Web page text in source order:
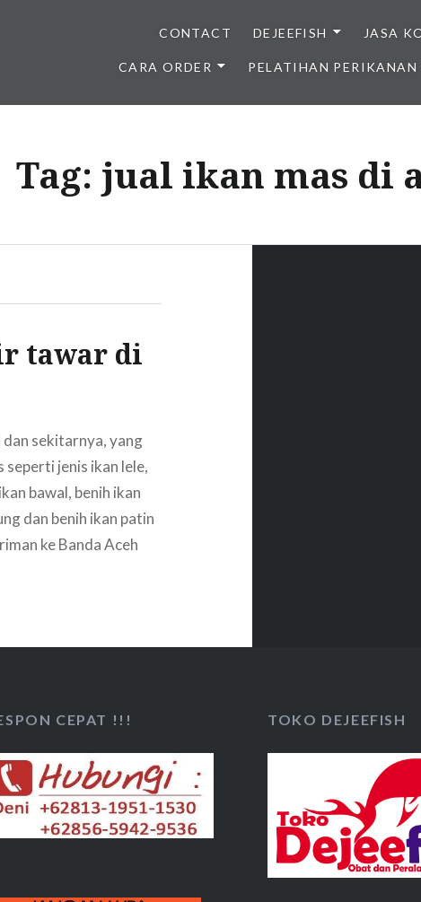
BENIH IKAN BERKUALITAS
CONTACT DEJEEFISH JASA
CARA ORDER PELATIHAN PERIKANAN
Tag: jual ikan mas di
tawar di
sekitarnya, yang
seperti jenis ikan lele,
bawal, benih ikan
dan benih ikan patin
ke Banda Aceh
CEPAT !!! TOKO DEJEEFISH